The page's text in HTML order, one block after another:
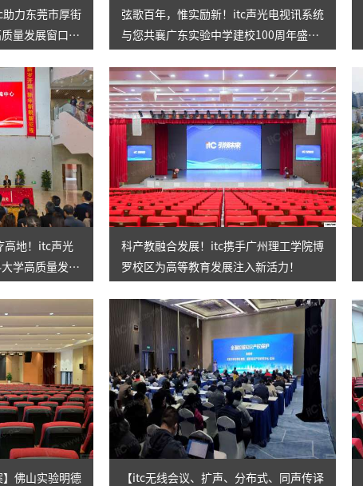
AI智慧录播系统
庭审录播
智能AI会议纪要系列
智慧党建系列
讯笛会议系列
小间距LED显示屏
力东莞市厚街
量发展窗口学
弦歌百年，惟实励新！itc声光电视讯系统
与您共襄广东实验中学建校100周年盛
高地！itc声光
学高质量发
科产教融合发展！itc携手广州理工学院博
罗校区为高等教育发展注入新活力！
】佛山实验明德
【itc无线会议、扩声、分布式、同声传译